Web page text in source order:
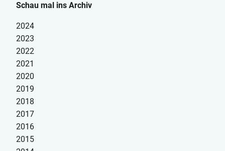
Schau mal ins Archiv
2024
2023
2022
2021
2020
2019
2018
2017
2016
2015